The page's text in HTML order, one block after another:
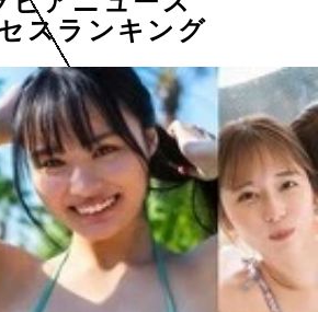
スランキング